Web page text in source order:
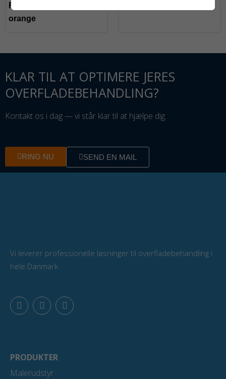
Fladpensel 18 mm
orange
KLAR TIL AT OPTIMERE JERES
OVERFLADEBEHANDLING?
Kontakt os i dag — vi står klar til at hjælpe dig.
RING NU SEND EN MAIL
Vi leverer professionelle løsninger til overfladebehandling i
hele Danmark
F
a
c
o
k
L
i
n
i
n
Y
o
u
PRODUKTER
Malerudstyr